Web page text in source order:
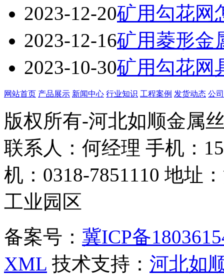
2023-12-20矿用勾花网
2023-12-16矿用菱形金
2023-10-30矿用勾花网
网站首页 产品展示 新闻中心 行业知识 工程案例 发货动态 公
版权所有-河北如顺金属
联系人：何经理 手机：
机：0318-7851110 地址
工业园区
备案号： 冀ICP备
XML 技术支持： 河北如